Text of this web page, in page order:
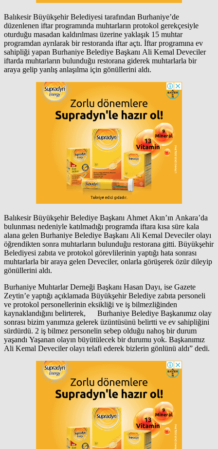
Balıkesir Büyükşehir Belediyesi tarafından Burhaniye’de
düzenlenen iftar programında muhtarların protokol gerekçesiyle
oturduğu masadan kaldırılması üzerine yaklaşık 15 muhtar
programdan ayrılarak bir restoranda iftar açtı. İftar programına ev
sahipliği yapan Burhaniye Belediye Başkanı Ali Kemal Deveciler
iftarda muhtarların bulunduğu restorana giderek muhtarlarla bir
araya gelip yanlış anlaşılma için gönüllerini aldı.
Balıkesir Büyükşehir Belediye Başkanı Ahmet Akın’ın Ankara’da
bulunması nedeniyle katılmadığı programda iftara kısa süre kala
alana gelen Burhaniye Belediye Başkanı Ali Kemal Deveciler olayı
öğrendikten sonra muhtarların bulunduğu restorana gitti. Büyükşehir
Belediyesi zabıta ve protokol görevlilerinin yaptığı hata sonrası
muhtarlarla bir araya gelen Deveciler, onlarla görüşerek özür dileyip
gönüllerini aldı.
Burhaniye Muhtarlar Derneği Başkanı Hasan Dayı, ise Gazete
Zeytin’e yaptığı açıklamada Büyükşehir Belediye zabıta personeli
ve protokol personellerinin eksikliği ve iş bilmezliğinden
kaynaklandığını belirterek, Burhaniye Belediye Başkanımız olay
sonrası bizim yanımıza gelerek üzüntüsünü belirtti ve ev sahipliğini
sürdürdü. 2 iş bilmez personelin sebep olduğu nahoş bir durum
yaşandı Yaşanan olayın büyütülecek bir durumu yok. Başkanımız
Ali Kemal Deveciler olayı telafi ederek bizlerin gönlünü aldı” dedi.